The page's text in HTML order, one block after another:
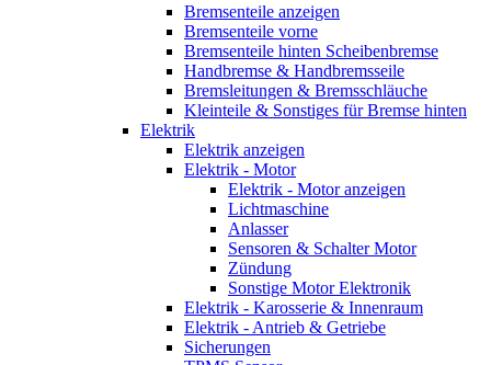
Bremsenteile anzeigen
Bremsenteile vorne
Bremsenteile hinten Scheibenbremse
Handbremse & Handbremsseile
Bremsleitungen & Bremsschläuche
Kleinteile & Sonstiges für Bremse hinten
Elektrik
Elektrik anzeigen
Elektrik - Motor
Elektrik - Motor anzeigen
Lichtmaschine
Anlasser
Sensoren & Schalter Motor
Zündung
Sonstige Motor Elektronik
Elektrik - Karosserie & Innenraum
Elektrik - Antrieb & Getriebe
Sicherungen